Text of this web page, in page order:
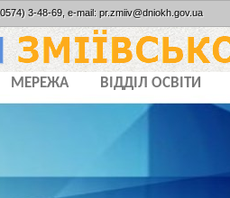
3-48-69, e-mail: pr.zmiiv@dniokh.gov.ua
МЕРЕЖА ВІДДІЛ ОСВІТИ